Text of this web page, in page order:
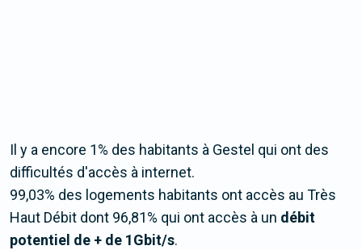
Il y a encore 1% des habitants à Gestel qui ont des
difficultés d'accès à internet.
99,03% des logements habitants ont accès au Très
Haut Débit dont 96,81% qui ont accès à un débit
potentiel de + de 1Gbit/s.